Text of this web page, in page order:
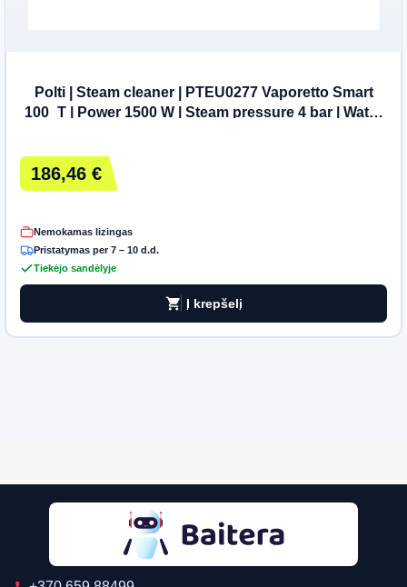
Polti | Steam cleaner | PTEU0277 Vaporetto Smart
100_T | Power 1500 W | Steam pressure 4 bar | Water
186,46 €
Nemokamas lizingas
Pristatymas per 7 – 10 d.d.
Tiekėjo sandėlyje
shopping_cart Į krepšelį